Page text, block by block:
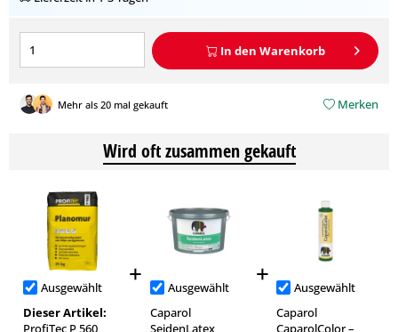
In den Warenkorb
Mehr als 20 mal gekauft Merken
Wird oft zusammen gekauft
Ausgewählt
Dieser Artikel:
ProfiTec P 560
Ausgewählt
Caparol
SeidenLatex
Ausgewählt
Caparol
CaparolColor –